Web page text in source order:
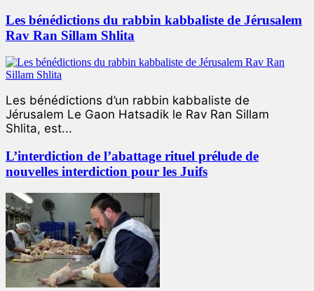
Les bénédictions du rabbin kabbaliste de Jérusalem
Rav Ran Sillam Shlita
Les bénédictions d’un rabbin kabbaliste de
Jérusalem Le Gaon Hatsadik le Rav Ran Sillam
Shlita, est...
L’interdiction de l’abattage rituel prélude de
nouvelles interdiction pour les Juifs